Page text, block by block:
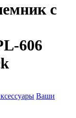
с
606
Ваши